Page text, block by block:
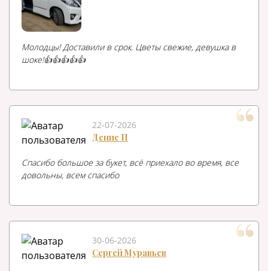
Молодцы! Доставили в срок. Цветы свежие, девушка в
шоке!👍👍👍👍👍
22-07-2026
Денис П
Спасибо большое за букет, всё приехало во время, все
довольны, всем спасибо
30-06-2026
Сергей Муравьев